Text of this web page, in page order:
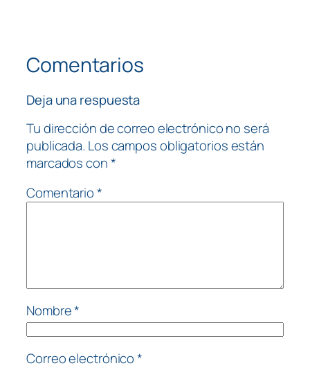
Comentarios
Deja una respuesta
Tu dirección de correo electrónico no será
publicada. Los campos obligatorios están
marcados con*
Comentario*
Nombre*
Correo electrónico*